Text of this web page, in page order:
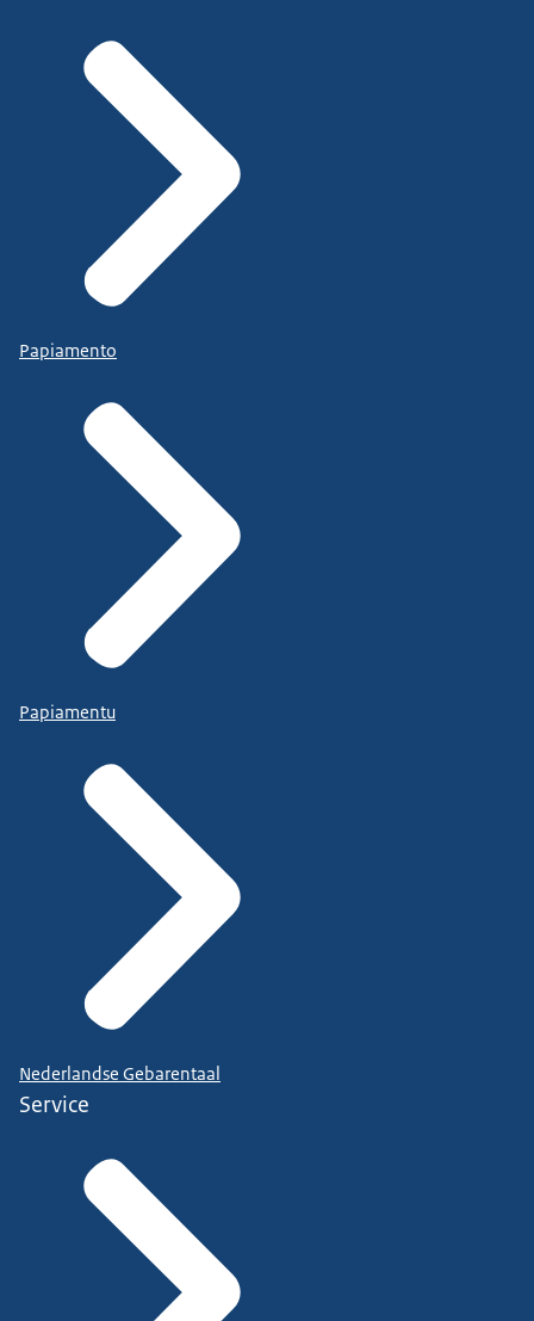
Papiamento
Papiamentu
Nederlandse Gebarentaal
Service